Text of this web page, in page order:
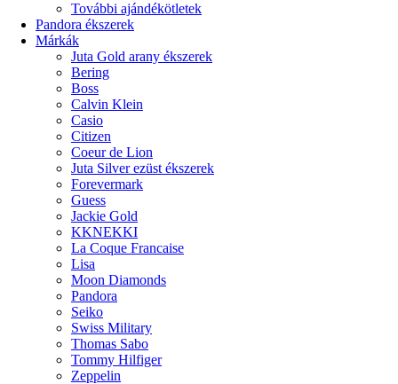
További ajándékötletek
Pandora ékszerek
Márkák
Juta Gold arany ékszerek
Bering
Boss
Calvin Klein
Casio
Citizen
Coeur de Lion
Juta Silver ezüst ékszerek
Forevermark
Guess
Jackie Gold
KKNEKKI
La Coque Francaise
Lisa
Moon Diamonds
Pandora
Seiko
Swiss Military
Thomas Sabo
Tommy Hilfiger
Zeppelin